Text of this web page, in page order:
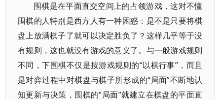
围棋是在平面直交空间上的占领游戏，这对不懂
围棋的人特别是西方人有一种困惑：是不是只要将棋
盘上放满棋子了就可以决定胜负了？这样几乎等于没
有规则，这也就没有游戏的意义了。与一般游戏规则
不同，下围棋不仅是按游戏规则的“以棋行事”，而且
是对弈过程中对棋盘与棋子所形成的“局面”不断地认
知更新与决策，围棋的“局面”就建立在棋盘的平面直